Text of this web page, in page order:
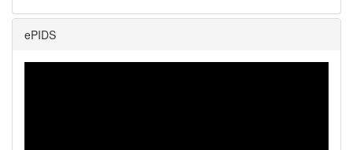
ePIDS